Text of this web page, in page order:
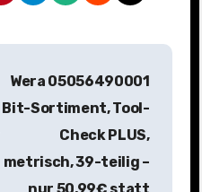
Wera 05056490001
Bit-Sortiment, Tool-
Check PLUS,
metrisch, 39-teilig –